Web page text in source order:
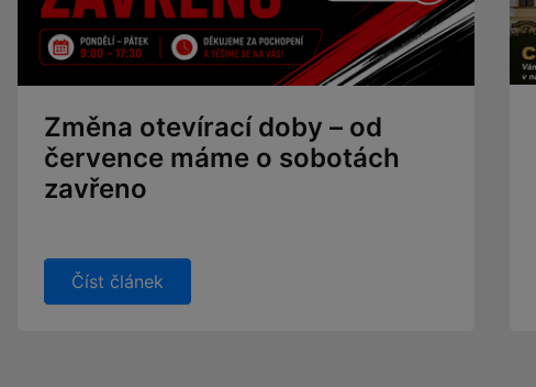
Změna otevírací doby – od
července máme o sobotách
zavřeno
Číst článek